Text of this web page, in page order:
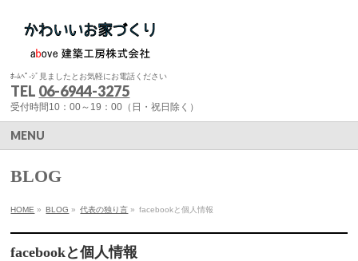
ﾎ-ﾑﾍﾟ-ｼﾞ見ましたとお気軽にお電話ください
TEL 06-6944-3275
受付時間10：00～19：00（日・祝日除く）
MENU
BLOG
HOME » BLOG » 代表の独り言 » facebookと個人情報
facebookと個人情報